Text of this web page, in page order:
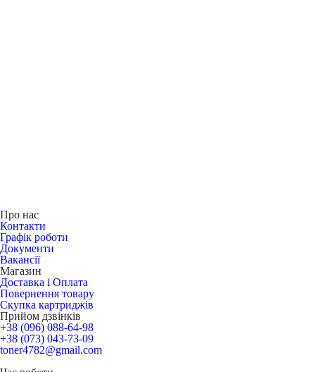
Про нас
Контакти
Графік роботи
Документи
Вакансії
Магазин
Доставка і Оплата
Повернення товару
Скупка картриджів
Прийом дзвінків
+38 (096) 088-64-98
+38 (073) 043-73-09
toner4782@gmail.com